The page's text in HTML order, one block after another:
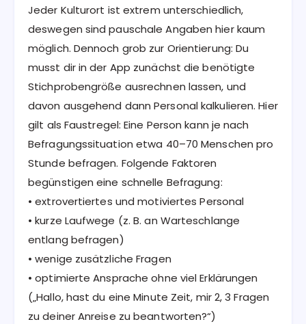
Jeder Kulturort ist extrem unterschiedlich,
deswegen sind pauschale Angaben hier kaum
möglich. Dennoch grob zur Orientierung: Du
musst dir in der App zunächst die benötigte
Stichprobengröße ausrechnen lassen, und
davon ausgehend dann Personal kalkulieren. Hier
gilt als Faustregel: Eine Person kann je nach
Befragungssituation etwa 40–70 Menschen pro
Stunde befragen. Folgende Faktoren
begünstigen eine schnelle Befragung:
• extrovertiertes und motiviertes Personal
• kurze Laufwege (z. B. an Warteschlange
entlang befragen)
• wenige zusätzliche Fragen
• optimierte Ansprache ohne viel Erklärungen
(„Hallo, hast du eine Minute Zeit, mir 2, 3 Fragen
zu deiner Anreise zu beantworten?“)